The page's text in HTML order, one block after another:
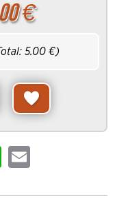
€
5.00 €)
WhatsApp
Email